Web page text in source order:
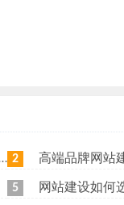
2 高端品牌网站建设有什
5 网站建设如何